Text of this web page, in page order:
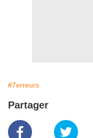
#7erreurs
Partager